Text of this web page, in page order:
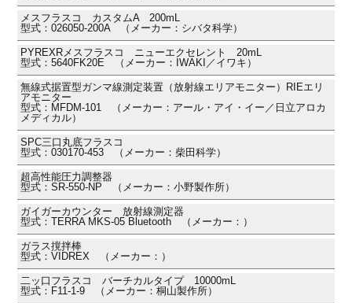
メスフラスコ カスタムA 200mL
型式：026050-200A （メーカー：シバタ科学）
PYREXRメスフラスコ ニューエクセレント 20mL
型式：5640FK20E （メーカー：IWAKI／イワキ）
無線式据置型ガンマ線測定装置（放射線エリアモニター）RIEエリ
アモニター
型式：MFDM-101 （メーカー：アール・アイ・イー／日立アロカ
メディカル）
SPC三口丸底フラスコ
型式：030170-453 （メーカー：柴田科学）
超高性能圧力調整器
型式：SR-550-NP （メーカー：小野製作所）
ガイガーカウンター 放射線測定器
型式：TERRA MKS-05 Bluetooth （メーカー：）
ガラス撹拌棒
型式：VIDREX （メーカー：）
二ッ口フラスコ バーチカルタイプ 10000mL
型式：F11-1-9 （メーカー：桐山製作所）